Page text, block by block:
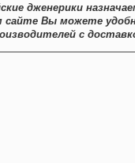
дженерики
сайте Вы можете
с